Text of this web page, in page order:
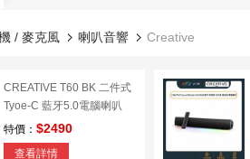
/ 麥克風 喇叭音響 Creative
CREATIVE T60 BK 二件式
Tyoe-C 藍牙5.0電腦喇叭
特價： $2490
查看詳情